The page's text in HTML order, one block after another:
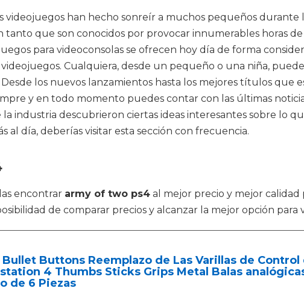
han hecho sonreír a muchos pequeños durante
que son conocidos por provocar innumerables horas
para videoconsolas se ofrecen hoy día de forma
Cualquiera, desde un pequeño o una niña,
los nuevos lanzamientos hasta los mejores títulos
y en todo momento puedes contar con las últimas
industria descubrieron ciertas ideas interesantes sobre lo
día, deberías visitar esta sección con frecuencia.
encontrar army of two ps4 al mejor precio y mejor calidad
de comparar precios y alcanzar la mejor opción para
Bullet Buttons Reemplazo de Las Varillas de
4 Thumbs Sticks Grips Metal Balas
de 6 Piezas